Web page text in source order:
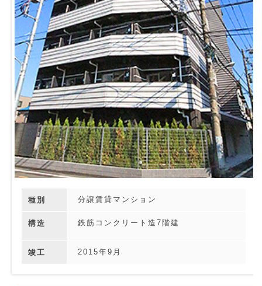
種別 分譲賃貸マンション
構造 鉄筋コンクリート造7階建
竣工 2015年9月